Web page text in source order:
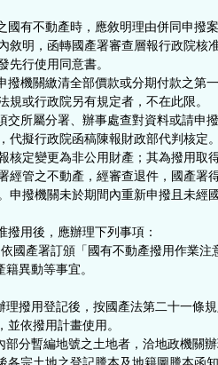
國有不動產時，應敘明理由併同申撥
明，函轉國產署審查層報行政院核
行使用同意書。
機關繳清全部價款或分期付款之第
或行政院另有規定者，不在此限。
交所屬分署、辦事處查對資料或請申
擬行政院函稿陳報財政部代判核定
定變更為非公用財產；其為撥用取
之不動產，經審查退件，國產署
撥機關未於期間內重新申撥且未經
用後，應辦理下列事項：
產署訂頒「國有不動產撥用作業注
異動等事宜。
用登記後，按國產法第二十一條規
撥用計畫使用。
暫編地號之土地者，洽地政機關辦